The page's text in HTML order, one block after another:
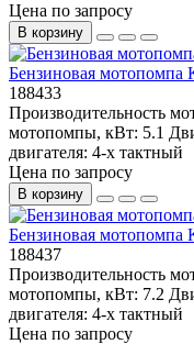
Цена по запросу
В корзину
Бензиновая мотопомпа
188433
Производительность
мотопомпы, кВт: 5.1
двигателя: 4-х тактный
Цена по запросу
В корзину
Бензиновая мотопомпа
188437
Производительность
мотопомпы, кВт: 7.2
двигателя: 4-х тактный
Цена по запросу